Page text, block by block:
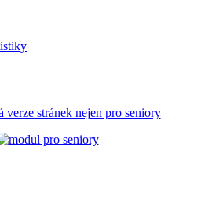
verze stránek nejen pro seniory